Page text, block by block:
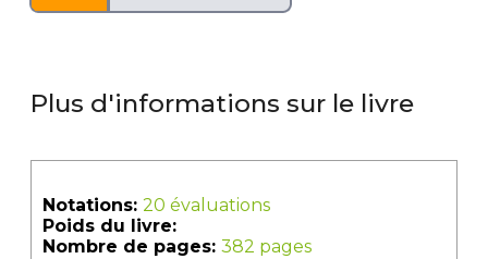
Plus d'informations sur le livre
Notations: 20 évaluations
Poids du livre:
Nombre de pages: 382 pages